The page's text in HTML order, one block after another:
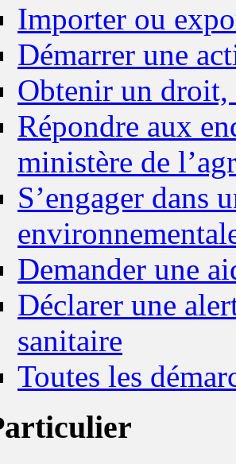
Importer ou
Démarrer une
Obtenir un droit,
Répondre aux
ministère de
S’engager dans
Demander une
Déclarer une
sanitaire
Toutes les